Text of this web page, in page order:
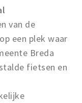
van de
een plek waar
Breda
fietsen en